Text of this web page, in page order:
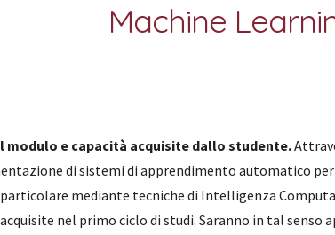
Machine
modulo e capacità acquisite dallo studente.
di sistemi di apprendimento automatico per
mediante tecniche di Intelligenza
nel primo ciclo di studi. Saranno in tal